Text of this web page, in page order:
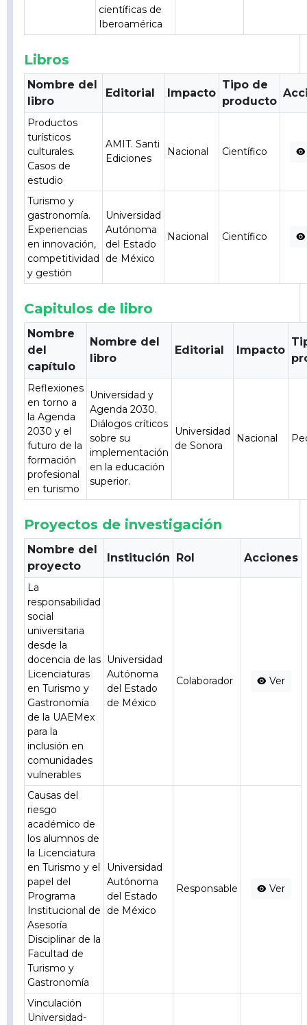
científicas de
Iberoamérica
Libros
Nombre del
libro
Editorial Impacto
Tipo de
producto
Productos
turísticos
culturales.
Casos de
estudio
AMIT. Santi
Ediciones
Nacional Científico
Turismo y
gastronomía.
Experiencias
en innovación,
competitividad
y gestión
Universidad
Autónoma
del Estado
de México
Nacional Científico
Capitulos de libro
Nombre
del
capítulo
Nombre del
libro
Editorial Impacto
Reflexiones
en torno a
la Agenda
2030 y el
futuro de la
formación
profesional
en turismo
Universidad y
Agenda 2030.
Diálogos críticos
sobre su
implementación
en la educación
superior.
Universidad
de Sonora
Nacional
Proyectos de investigación
Nombre del
proyecto
Institución Rol Acciones
La
responsabilidad
social
universitaria
desde la
docencia de las
Licenciaturas
en Turismo y
Gastronomía
de la UAEMex
para la
inclusión en
comunidades
vulnerables
Universidad
Autónoma
del Estado
de México
Colaborador Ver
Causas del
riesgo
académico de
los alumnos de
la Licenciatura
en Turismo y el
papel del
Programa
Institucional de
Asesoría
Disciplinar de la
Facultad de
Turismo y
Gastronomía
Universidad
Autónoma
del Estado
de México
Responsable Ver
Vinculación
Universidad-